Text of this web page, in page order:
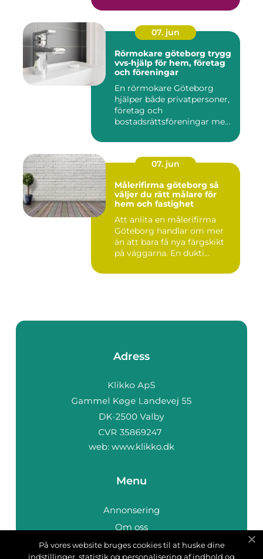
07. jun
Rörmokare göteborg trygg
vvs-hjälp för hem, företag
och föreningar
En rörmokare Göteborg
hjälper både privatpersoner,
företag och
bostadsrättsföreningar med
07. jun
Målerifirma göteborg så
väljer du rätt målare för
hem och fastighet
Att anlita en målerifirma
Göteborg handlar om mer
än att bara få nya färgskikt
på väggarna. En dukti...
Adress
web: www.klikko.dk
Menu
Annonsering
Om oss
Cookies
På vores website bruges cookies til at huske dine
indstillinger, statistik og personalisering af indhold og